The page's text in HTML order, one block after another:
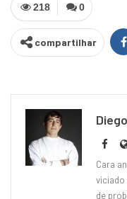
0
218
compartilhar
Cara
viciado
de